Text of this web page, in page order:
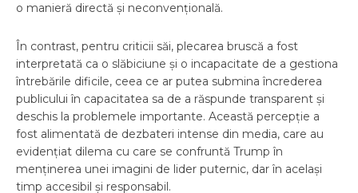
o manieră directă și neconvențională.
În contrast, pentru criticii săi, plecarea bruscă a fost
interpretată ca o slăbiciune și o incapacitate de a gestiona
întrebările dificile, ceea ce ar putea submina încrederea
publicului în capacitatea sa de a răspunde transparent și
deschis la problemele importante. Această percepție a
fost alimentată de dezbateri intense din media, care au
evidențiat dilema cu care se confruntă Trump în
menținerea unei imagini de lider puternic, dar în același
timp accesibil și responsabil.